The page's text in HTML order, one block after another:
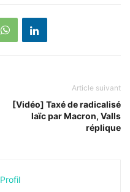
Article suivant
[Vidéo] Taxé de radicalisé
laïc par Macron, Valls
réplique